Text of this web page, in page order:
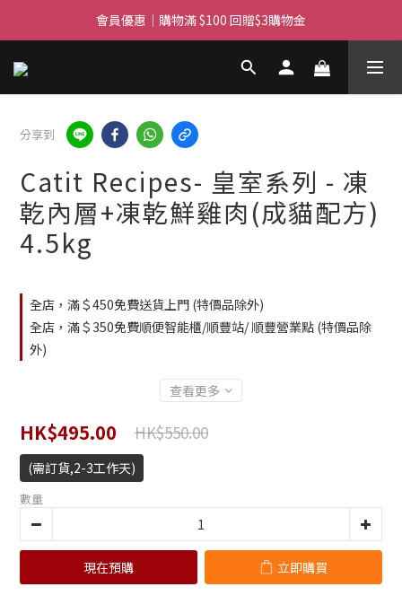
滿$450免費送貨上門 I 滿$350免運 順豐自取
會員優惠｜購物滿 $100 回贈$3購物金
滿$450免費送貨上門 I 滿$350免運 順豐自取
分享到
Catit Recipes- 皇室系列 - 凍
乾內層+凍乾鮮雞肉(成貓配方)
4.5kg
全店，滿＄450免費送貨上門 (特價品除外)
全店，滿＄350免費順便智能櫃/順豐站/ 順豐營業點 (特價品除
外)
查看更多
HK$495.00 HK$550.00
(需訂貨,2-3工作天)
數量
現在預購 立即購買